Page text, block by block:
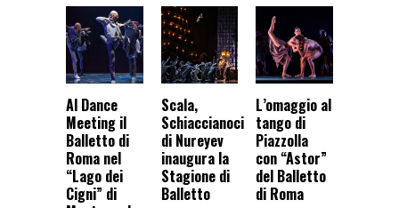
Al Dance
Meeting il
Balletto di
Roma nel
“Lago dei
Cigni” di
Scala,
Schiaccianoci
di Nureyev
inaugura la
Stagione di
Balletto
L’omaggio al
tango di
Piazzolla
con “Astor”
del Balletto
di Roma